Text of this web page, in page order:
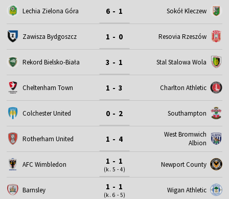
Lechia Zielona Góra 6 - 1 Sokół Kleczew
Zawisza Bydgoszcz 1 - 0 Resovia Rzeszów
Rekord Bielsko-Biała 3 - 1 Stal Stalowa Wola
Cheltenham Town 1 - 3 Charlton Athletic
Colchester United 0 - 2 Southampton
Rotherham United 1 - 4
West Bromwich
Albion
AFC Wimbledon 1 - 1
(k. 5 - 4)
Newport County
Barnsley 1 - 1
(k. 6 - 5)
Wigan Athletic